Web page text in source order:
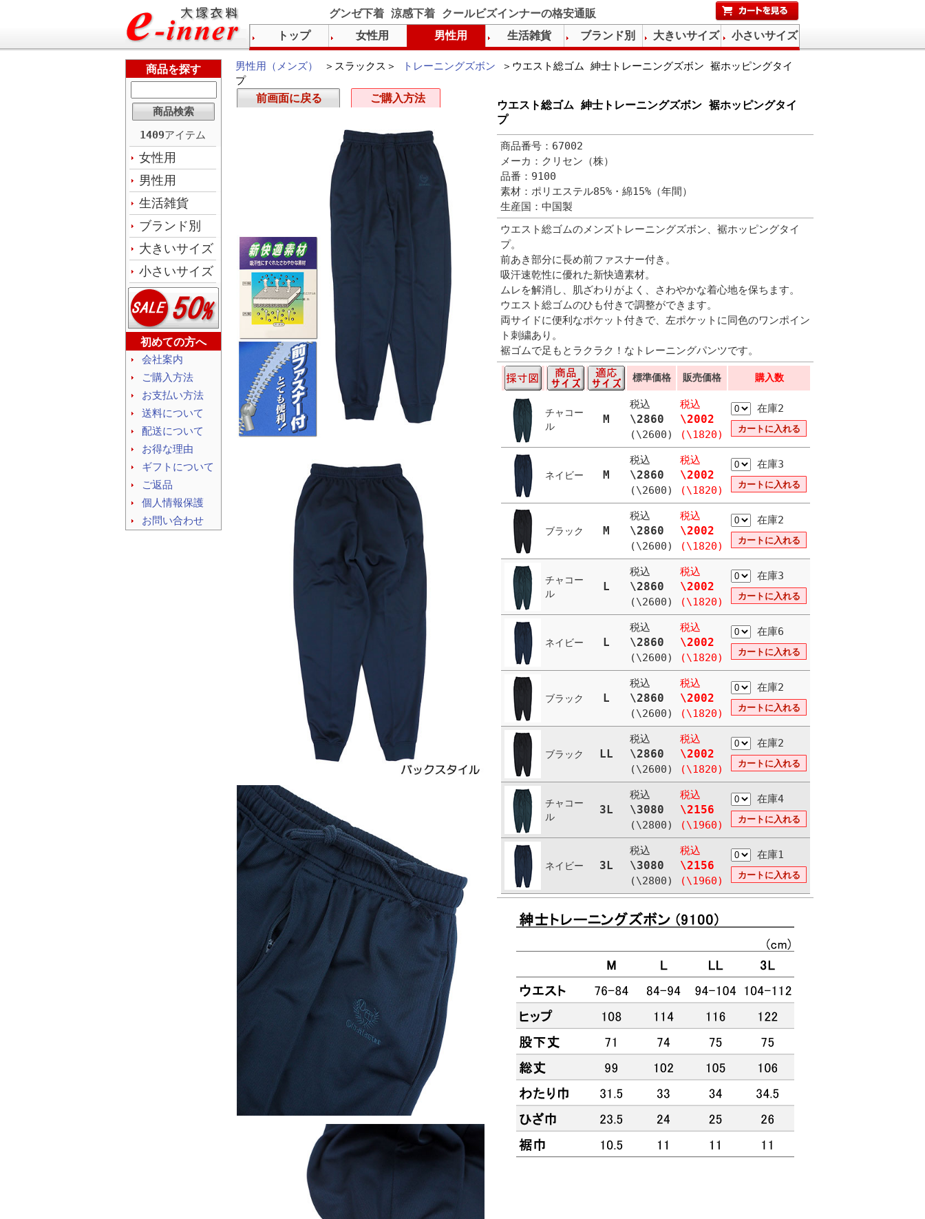
グンゼ下着 涼感下着 クールビズインナーの格安通販
男性用（メンズ） ＞スラックス＞ トレーニングズボン ＞ウエスト総ゴム 紳士トレーニングズボン 裾ホッピングタイ
プ
ウエスト総ゴム 紳士トレーニングズボン 裾ホッピングタイ
プ
商品番号：67002
メーカ：クリセン（株）
品番：9100
素材：ポリエステル85%・綿15%（年間）
生産国：中国製
ウエスト総ゴムのメンズトレーニングズボン、裾ホッピングタイ
プ。
前あき部分に長め前ファスナー付き。
吸汗速乾性に優れた新快適素材。
ムレを解消し、肌ざわりがよく、さわやかな着心地を保ちます。
ウエスト総ゴムのひも付きで調整ができます。
両サイドに便利なポケット付きで、左ポケットに同色のワンポイン
ト刺繍あり。
裾ゴムで足もとラクラク！なトレーニングパンツです。
標準価格 販売価格 購入数
チャコー
ル
M
税込
\2860
(\2600)
税込
\2002
(\1820)
在庫2
ネイビー M
税込
\2860
(\2600)
税込
\2002
(\1820)
在庫3
ブラック M
税込
\2860
(\2600)
税込
\2002
(\1820)
在庫2
チャコー
ル
L
税込
\2860
(\2600)
税込
\2002
(\1820)
在庫3
ネイビー L
税込
\2860
(\2600)
税込
\2002
(\1820)
在庫6
ブラック L
税込
\2860
(\2600)
税込
\2002
(\1820)
在庫2
ブラック LL
税込
\2860
(\2600)
税込
\2002
(\1820)
在庫2
チャコー
ル
3L
税込
\3080
(\2800)
税込
\2156
(\1960)
在庫4
ネイビー 3L
税込
\3080
(\2800)
税込
\2156
(\1960)
在庫1
前画面に戻る ご購入方法
商品を探す
1409アイテム
女性用
男性用
生活雑貨
ブランド別
大きいサイズ
小さいサイズ
初めての方へ
会社案内
ご購入方法
お支払い方法
送料について
配送について
お得な理由
ギフトについて
ご返品
個人情報保護
お問い合わせ
トップ 女性用 男性用 生活雑貨 ブランド別 大きいサイズ 小さいサイズ